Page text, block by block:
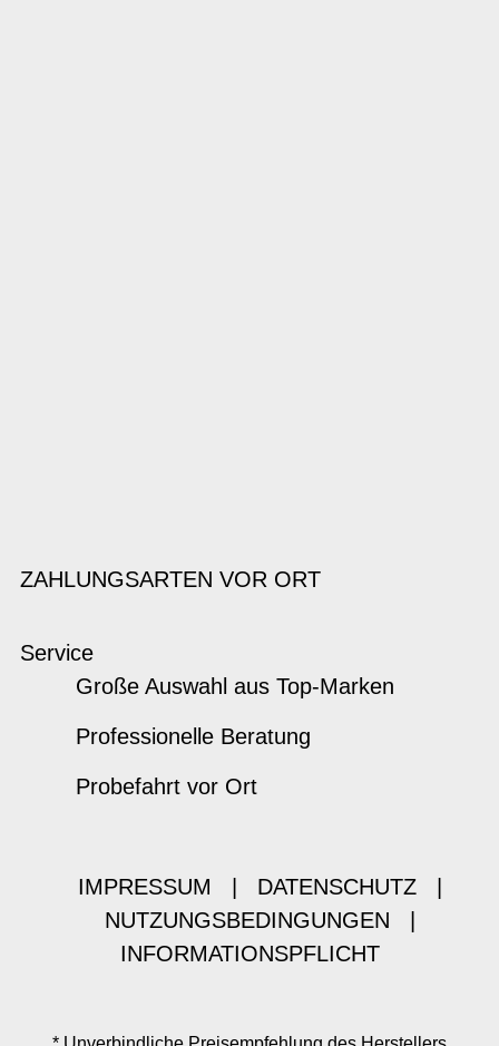
ZAHLUNGSARTEN VOR ORT
Service
Große Auswahl aus Top-Marken
Professionelle Beratung
Probefahrt vor Ort
IMPRESSUM DATENSCHUTZ
NUTZUNGSBEDINGUNGEN
INFORMATIONSPFLICHT